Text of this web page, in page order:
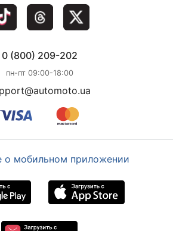
0 (800) 209-202
пн-пт 09:00-18:00
о мобильном приложении